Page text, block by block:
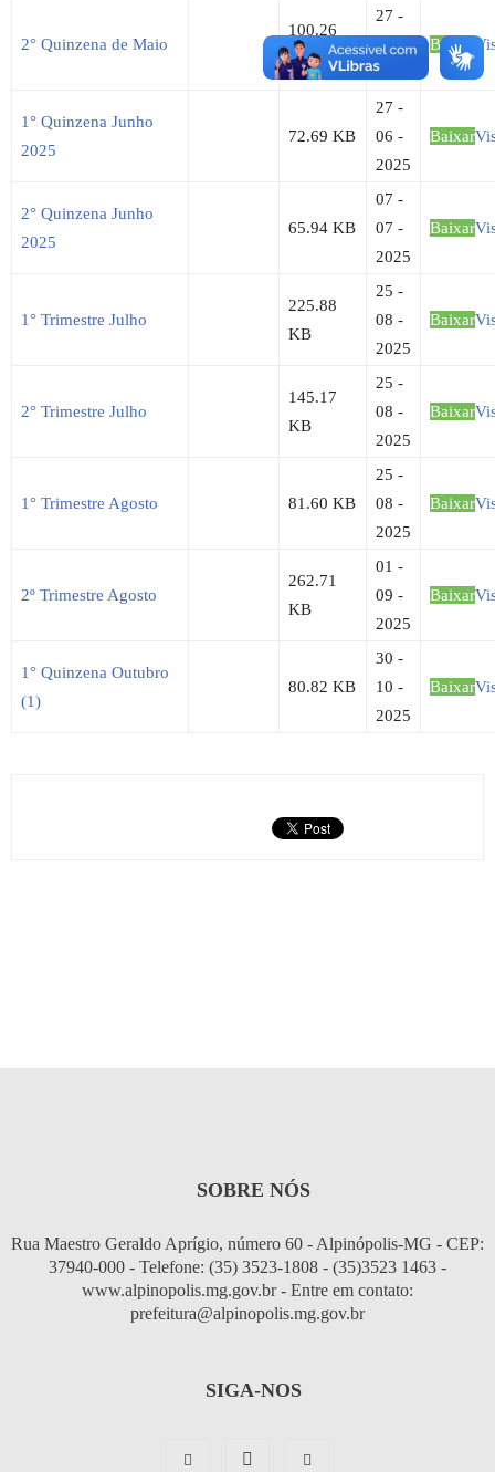
2° Quinzena de Maio
100.26
KB
27 -
06 -
2025
Baixar
1° Quinzena Junho
2025
72.69 KB
27 -
06 -
2025
Baixar
2° Quinzena Junho
2025
65.94 KB
07 -
07 -
2025
Baixar
1° Trimestre Julho
225.88
KB
25 -
08 -
2025
Baixar
2° Trimestre Julho
145.17
KB
25 -
08 -
2025
Baixar
1° Trimestre Agosto 81.60 KB
25 -
08 -
2025
Baixar
2º Trimestre Agosto
262.71
KB
01 -
09 -
2025
Baixar
1° Quinzena Outubro
(1)
80.82 KB
30 -
10 -
2025
Baixar
SOBRE NÓS
Rua Maestro Geraldo Aprígio, número 60 - Alpinópolis-MG - CEP:
37940-000 - Telefone: (35) 3523-1808 - (35)3523 1463 -
www.alpinopolis.mg.gov.br - Entre em contato:
prefeitura@alpinopolis.mg.gov.br
SIGA-NOS